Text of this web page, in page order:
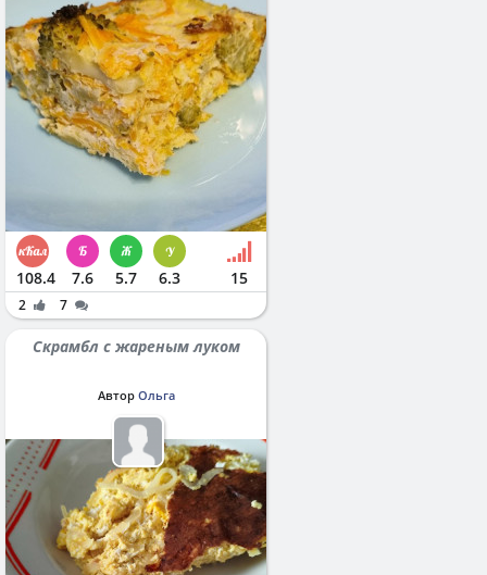
108.4 7.6 5.7 6.3 15
2 7
Скрамбл с жареным луком
Автор Ольга